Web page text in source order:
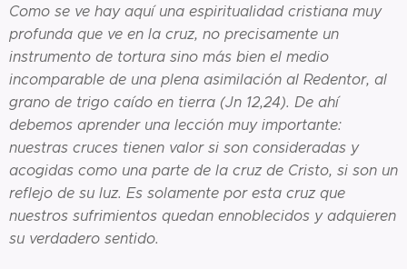
Como se ve hay aquí una espiritualidad cristiana muy
profunda que ve en la cruz, no precisamente un
instrumento de tortura sino más bien el medio
incomparable de una plena asimilación al Redentor, al
grano de trigo caído en tierra (Jn 12,24). De ahí
debemos aprender una lección muy importante:
nuestras cruces tienen valor si son consideradas y
acogidas como una parte de la cruz de Cristo, si son un
reflejo de su luz. Es solamente por esta cruz que
nuestros sufrimientos quedan ennoblecidos y adquieren
su verdadero sentido.